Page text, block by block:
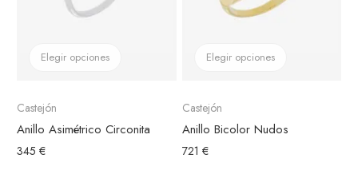
Elegir opciones
Castejón
Anillo Asimétrico Circonita
345 €
Elegir opciones
Castejón
Anillo Bicolor Nudos
721 €